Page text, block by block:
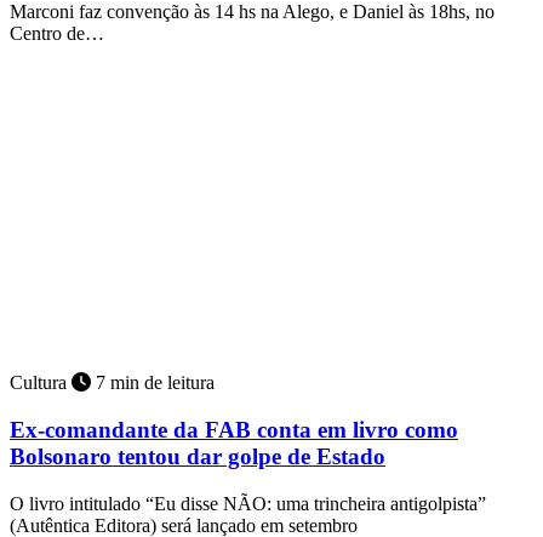
Marconi faz convenção às 14 hs na Alego, e Daniel às 18hs, no
Centro de…
Cultura 7 min de leitura
Ex-comandante da FAB conta em livro como
Bolsonaro tentou dar golpe de Estado
O livro intitulado “Eu disse NÃO: uma trincheira antigolpista”
(Autêntica Editora) será lançado em setembro